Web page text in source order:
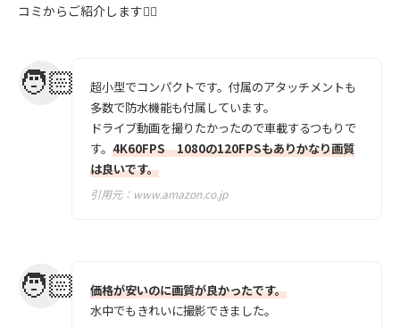
コミからご紹介します💁‍♀️
超小型でコンパクトです。付属のアタッチメントも
多数で防水機能も付属しています。
ドライブ動画を撮りたかったので車載するつもりで
す。 4K60FPS 1080の120FPSもありかなり画質
は良いです。
引用元： www.amazon.co.jp
価格が安いのに画質が良かったです。
水中でもきれいに撮影できました。